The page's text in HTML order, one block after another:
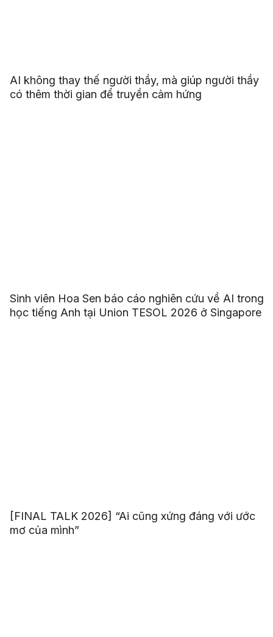
AI không thay thế người thầy, mà giúp người thầy
có thêm thời gian để truyền cảm hứng
Sinh viên Hoa Sen báo cáo nghiên cứu về AI trong
học tiếng Anh tại Union TESOL 2026 ở Singapore
[FINAL TALK 2026] “Ai cũng xứng đáng với ước
mơ của mình”